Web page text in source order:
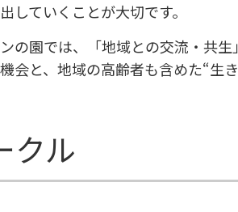
していくことが大切です。
の園では、「地域との交流・共
会と、地域の高齢者も含めた“生
クル